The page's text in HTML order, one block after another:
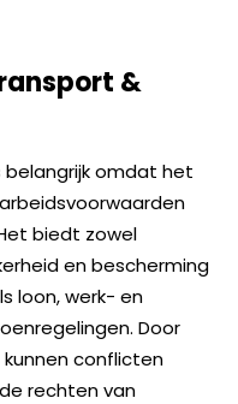
&
belangrijk omdat het
biedt zowel
en bescherming
loon, werk- en
Door
conflicten
rechten van